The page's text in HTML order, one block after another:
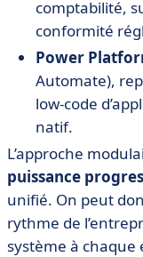
comptabilité,
conformité
Power
Automate),
low-code
natif.
L’approche
puissance
unifié. On peut
rythme de
système à chaque